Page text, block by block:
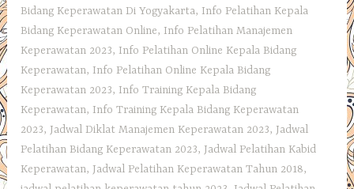
Bidang Keperawatan Di Yogyakarta, Info Pelatihan Kepala
Bidang Keperawatan Online, Info Pelatihan Manajemen
Keperawatan 2023, Info Pelatihan Online Kepala Bidang
Keperawatan, Info Pelatihan Online Kepala Bidang
Keperawatan 2023, Info Training Kepala Bidang
Keperawatan, Info Training Kepala Bidang Keperawatan
2023, Jadwal Diklat Manajemen Keperawatan 2023, Jadwal
Pelatihan Bidang Keperawatan 2023, Jadwal Pelatihan Kabid
Keperawatan, Jadwal Pelatihan Keperawatan Tahun 2018,